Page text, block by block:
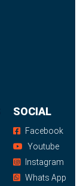
SOCIAL
Facebook
Youtube
Instagram
Whats App